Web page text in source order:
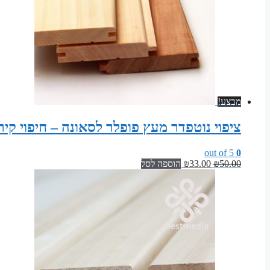
מבצע!
ציפוי נוטפדר מעץ פופלר לסאונה – חיפוי
0
₪50.00
המחיר
היה:
₪50.00.
₪33.00
המחיר
הוספה לסל